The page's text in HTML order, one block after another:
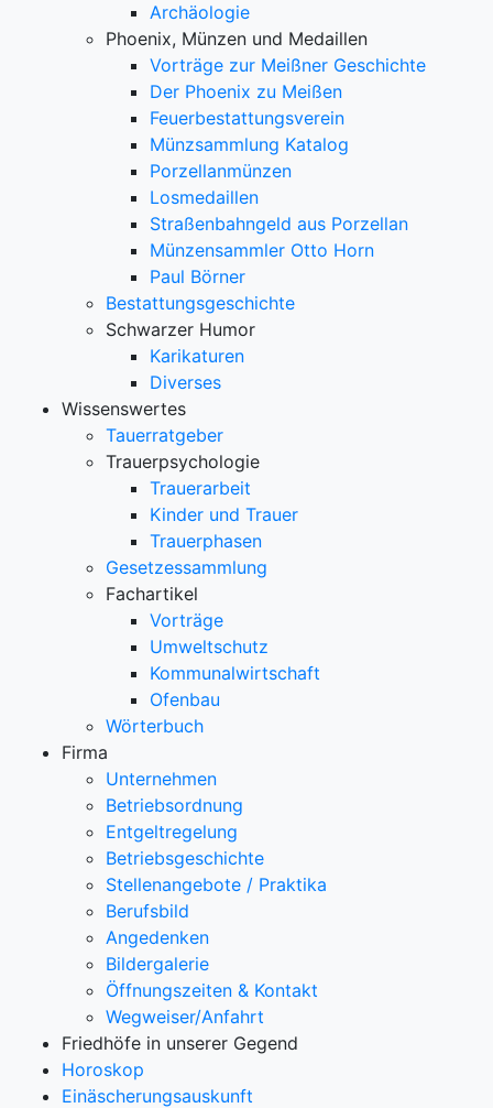
Archäologie
Phoenix, Münzen und Medaillen
Vorträge zur Meißner Geschichte
Der Phoenix zu Meißen
Feuerbestattungsverein
Münzsammlung Katalog
Porzellanmünzen
Losmedaillen
Straßenbahngeld aus Porzellan
Münzensammler Otto Horn
Paul Börner
Bestattungsgeschichte
Schwarzer Humor
Karikaturen
Diverses
Wissenswertes
Tauerratgeber
Trauerpsychologie
Trauerarbeit
Kinder und Trauer
Trauerphasen
Gesetzessammlung
Fachartikel
Vorträge
Umweltschutz
Kommunalwirtschaft
Ofenbau
Wörterbuch
Firma
Unternehmen
Betriebsordnung
Entgeltregelung
Betriebsgeschichte
Stellenangebote / Praktika
Berufsbild
Angedenken
Bildergalerie
Öffnungszeiten & Kontakt
Wegweiser/Anfahrt
Friedhöfe in unserer Gegend
Horoskop
Einäscherungsauskunft